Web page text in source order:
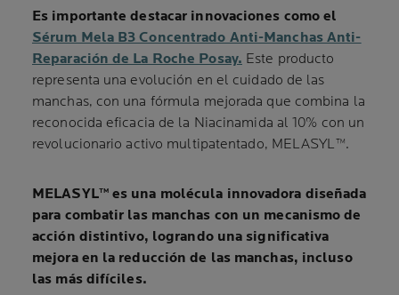
Es importante destacar innovaciones como el
Sérum Mela B3 Concentrado Anti-Manchas Anti-
Reparación de La Roche Posay. Este producto
representa una evolución en el cuidado de las
manchas, con una fórmula mejorada que combina la
reconocida eficacia de la Niacinamida al 10% con un
revolucionario activo multipatentado, MELASYL™.
MELASYL™ es una molécula innovadora diseñada
para combatir las manchas con un mecanismo de
acción distintivo, logrando una significativa
mejora en la reducción de las manchas, incluso
las más difíciles.